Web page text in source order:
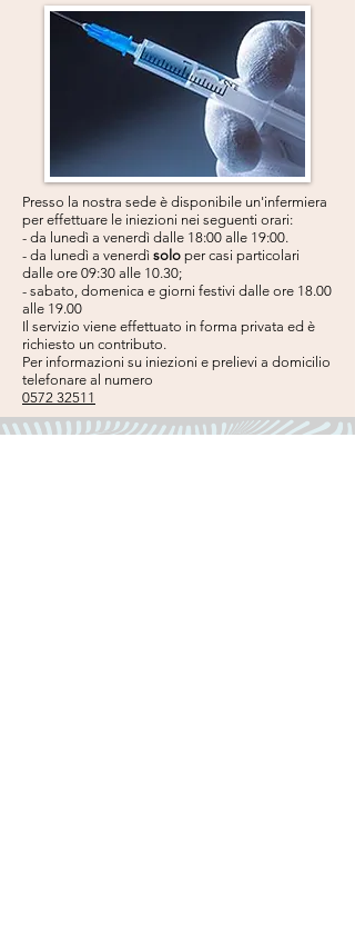
Presso la nostra sede è disponibile un'infermiera
per effettuare le iniezioni nei seguenti orari:
- da lunedì a venerdì dalle 18:00 alle 19:00.
- da lunedì a venerdì solo per casi particolari
dalle ore 09:30 alle 10.30;
- sabato, domenica e giorni festivi dalle ore 18.00
alle 19.00
Il servizio viene effettuato in forma privata ed è
richiesto un contributo.
Per informazioni su iniezioni e prelievi a domicilio
telefonare al numero
0572 32511